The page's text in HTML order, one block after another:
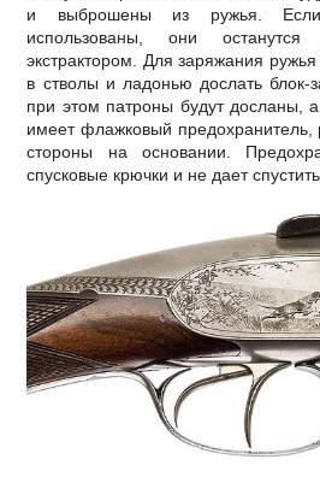
и выброшены из ружья.
использованы, они останутся
экстрактором. Для заряжания
в стволы и ладонью дослать блок-
при этом патроны будут досланы,
имеет флажковый
стороны на основании.
спусковые крючки и не дает